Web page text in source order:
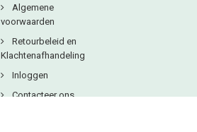
Algemene
voorwaarden
Retourbeleid en
Klachtenafhandeling
Inloggen
Contacteer ons